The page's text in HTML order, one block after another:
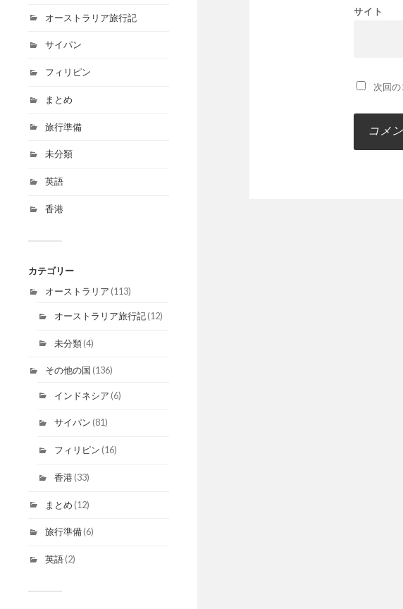
オーストラリア旅行記
サイパン
フィリピン
まとめ
旅行準備
未分類
英語
香港
カテゴリー
オーストラリア (113)
オーストラリア旅行記(12)
未分類(4)
その他の国 (136)
インドネシア (6)
サイパン (81)
フィリピン (16)
香港(33)
まとめ (12)
旅行準備(6)
英語(2)
サイト
次回